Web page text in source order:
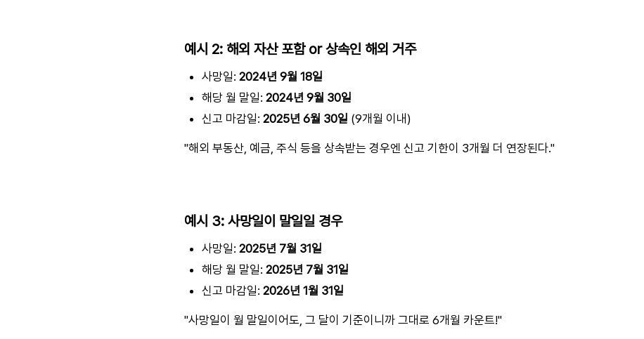
예시 2: 해외 자산 포함 or 상속인 해외 거주
사망일: 2024년 9월 18일
해당 월 말일: 2024년 9월 30일
신고 마감일: 2025년 6월 30일 (9개월 이내)
"해외 부동산, 예금, 주식 등을 상속받는 경우엔 신고 기한이 3개월 더 연장된다."
예시 3: 사망일이 말일일 경우
사망일: 2025년 7월 31일
해당 월 말일: 2025년 7월 31일
신고 마감일: 2026년 1월 31일
"사망일이 월 말일이어도, 그 달이 기준이니까 그대로 6개월 카운트!"